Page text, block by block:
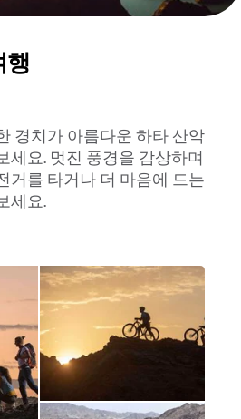
경치가 아름다운 하타 산악
세요. 멋진 풍경을 감상하며
거를 타거나 더 마음에 드는
세요.